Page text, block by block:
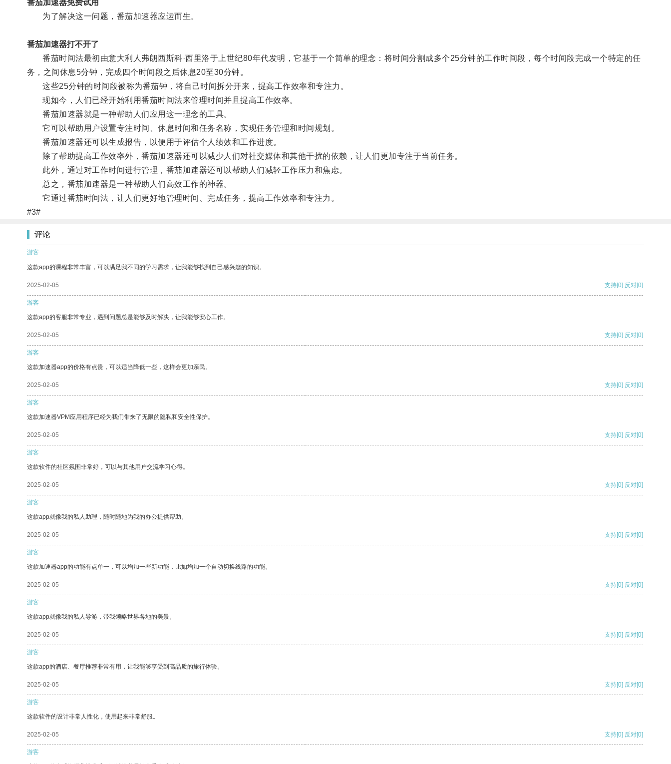
番茄加速器免费试用
为了解决这一问题，番茄加速器应运而生。
番茄加速器打不开了
番茄时间法最初由意大利人弗朗西斯科·西里洛于上世纪80年代发明，它基于一个简单的理念：将时间分割成多个25分钟的工作时间段，每个时间段完成一个特定的任
务，之间休息5分钟，完成四个时间段之后休息20至30分钟。
这些25分钟的时间段被称为番茄钟，将自己时间拆分开来，提高工作效率和专注力。
现如今，人们已经开始利用番茄时间法来管理时间并且提高工作效率。
番茄加速器就是一种帮助人们应用这一理念的工具。
它可以帮助用户设置专注时间、休息时间和任务名称，实现任务管理和时间规划。
番茄加速器还可以生成报告，以便用于评估个人绩效和工作进度。
除了帮助提高工作效率外，番茄加速器还可以减少人们对社交媒体和其他干扰的依赖，让人们更加专注于当前任务。
此外，通过对工作时间进行管理，番茄加速器还可以帮助人们减轻工作压力和焦虑。
总之，番茄加速器是一种帮助人们高效工作的神器。
它通过番茄时间法，让人们更好地管理时间、完成任务，提高工作效率和专注力。
#3#
评论
游客
这款app的课程非常丰富，可以满足我不同的学习需求，让我能够找到自己感兴趣的知识。
2025-02-05 支持[0] 反对[0]
游客
这款app的客服非常专业，遇到问题总是能够及时解决，让我能够安心工作。
2025-02-05 支持[0] 反对[0]
游客
这款加速器app的价格有点贵，可以适当降低一些，这样会更加亲民。
2025-02-05 支持[0] 反对[0]
游客
这款加速器VPM应用程序已经为我们带来了无限的隐私和安全性保护。
2025-02-05 支持[0] 反对[0]
游客
这款软件的社区氛围非常好，可以与其他用户交流学习心得。
2025-02-05 支持[0] 反对[0]
游客
这款app就像我的私人助理，随时随地为我的办公提供帮助。
2025-02-05 支持[0] 反对[0]
游客
这款加速器app的功能有点单一，可以增加一些新功能，比如增加一个自动切换线路的功能。
2025-02-05 支持[0] 反对[0]
游客
这款app就像我的私人导游，带我领略世界各地的美景。
2025-02-05 支持[0] 反对[0]
游客
这款app的酒店、餐厅推荐非常有用，让我能够享受到高品质的旅行体验。
2025-02-05 支持[0] 反对[0]
游客
这款软件的设计非常人性化，使用起来非常舒服。
2025-02-05 支持[0] 反对[0]
游客